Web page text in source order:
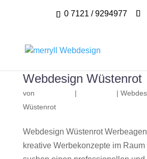
0 7121 / 9294977
Webdesign Wüstenrot
von | |
Wüstenrot
Webdesign Wüstenrot
kreative Werbekonzepte im